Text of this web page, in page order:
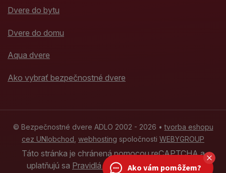
Dvere do bytu
Dvere do domu
Aqua dvere
Ako vybrať bezpečnostné dvere
© Bezpečnostné dvere ADLO 2002 - 2026 •tvorba eshopu
cez UNIobchod webhosting spoločnosti WEBYGROUP
Táto stránka je chránená pomocou reCAPTCHA a
uplatňujú sa Pravidlá ochrany osobných údajov
Ako vám pomôžem?